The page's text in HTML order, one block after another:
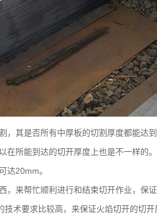
，其是否所有中厚板的切割厚度都能达到
在所能到达的切开厚度上也是不一样的
达20mm。
，来帮忙顺利进行和结束切开作业，保
术要求比较高，来保证火焰切开的切开